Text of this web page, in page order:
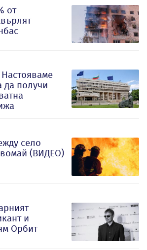
от
получи
село
(ВИДЕО)
и
Орбит